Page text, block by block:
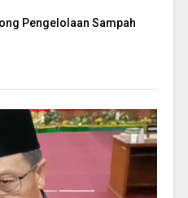
Pengelolaan Sampah